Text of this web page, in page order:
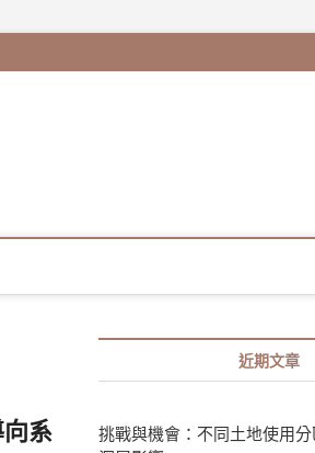
系
近期文章
挑戰與機會：不同土地使用